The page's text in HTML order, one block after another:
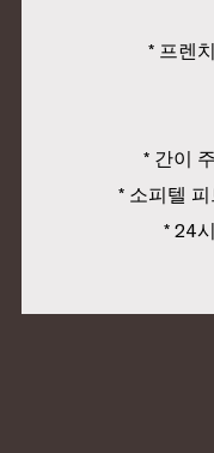
* 프렌
* 간이
* 소피텔
* 24